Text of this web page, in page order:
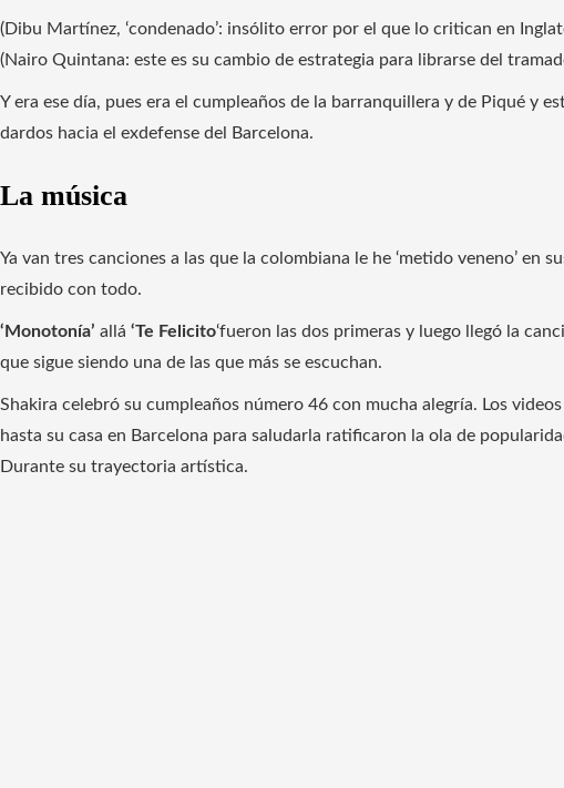
(Dibu Martínez, ‘condenado’: insólito error por el que lo critican en
(Nairo Quintana: este es su cambio de estrategia para librarse del
Y era ese día, pues era el cumpleaños de la barranquillera y de Piqué y
dardos hacia el exdefense del Barcelona.
La música
Ya van tres canciones a las que la colombiana le he ‘metido veneno’ en
recibido con todo.
‘Monotonía’ allá ‘Te Felicito‘fueron las dos primeras y luego llegó la
que sigue siendo una de las que más se escuchan.
Shakira celebró su cumpleaños número 46 con mucha alegría. Los
hasta su casa en Barcelona para saludarla ratificaron la ola de
Durante su trayectoria artística.